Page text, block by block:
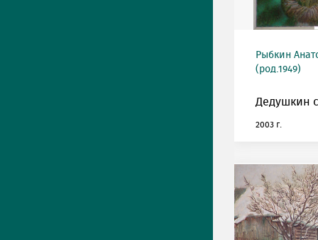
Рыбкин
(род.1949)
Дедушкин
2003 г.